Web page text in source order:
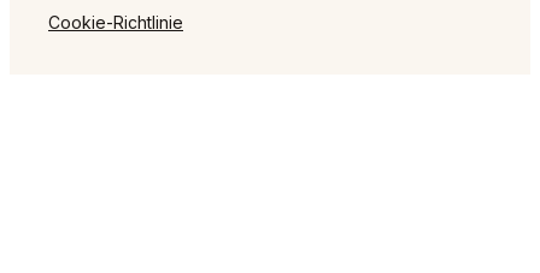
Cookie-Richtlinie